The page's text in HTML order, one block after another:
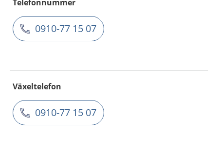
Telefonnummer
0910-77 15 07
Växeltelefon
0910-77 15 07